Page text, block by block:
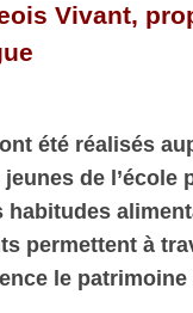
Vivant,
été réalisés
de
permettent à
le